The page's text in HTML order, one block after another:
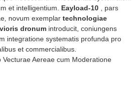
et intelligentium. Eayload-10 , pars
novum exemplar technologiae
dronum introducit, coniungens
integratione systematis profunda pro
et commercialibus.